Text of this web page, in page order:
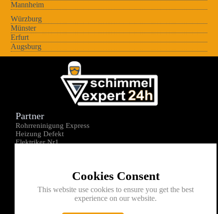
Mannheim
Würzburg
Münster
Erfurt
Augsburg
Cookies Consent
This website use cookies to ensure you get the best
experience on our website.
Partner
Rohrreninigung Express
Heizung Defekt
Elektriker Nr1
Kontakt